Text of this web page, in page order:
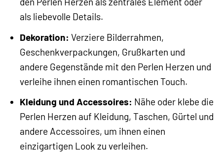
als liebevolle Details.
Dekoration: Verziere Bilderrahmen,
Geschenkverpackungen, Grußkarten und
andere Gegenstände mit den Perlen Herzen und
verleihe ihnen einen romantischen Touch.
Kleidung und Accessoires: Nähe oder klebe die
Perlen Herzen auf Kleidung, Taschen, Gürtel und
andere Accessoires, um ihnen einen
einzigartigen Look zu verleihen.